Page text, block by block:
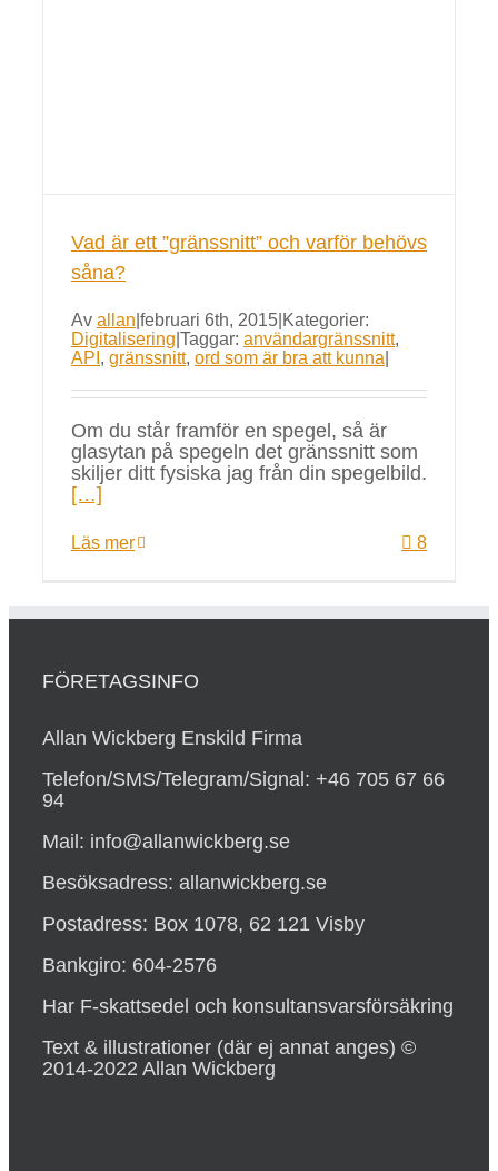
Vad är ett ”gränssnitt” och varför behövs
såna?
Av allan februari 6th, 2015 Kategorier:
Digitalisering Taggar: användargränssnitt,
API , gränssnitt, ord som är bra att kunna
Om du står framför en spegel, så är
glasytan på spegeln det gränssnitt som
skiljer ditt fysiska jag från din spegelbild.
[…]
Läs mer 8
FÖRETAGSINFO
Allan Wickberg Enskild Firma
Telefon/SMS/Telegram/Signal: +46 705 67 66
94
Mail: info@allanwickberg.se
Besöksadress: allanwickberg.se
Postadress: Box 1078, 62 121 Visby
Bankgiro: 604-2576
Har F-skattsedel och konsultansvarsförsäkring
Text & illustrationer (där ej annat anges) ©
2014-2022 Allan Wickberg